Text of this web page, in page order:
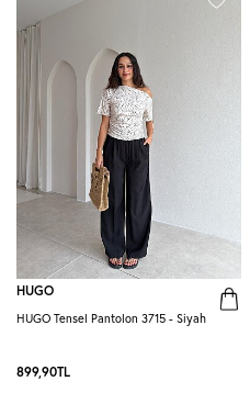
HUGO
HUGO Tensel Pantolon 3715 - Siyah
899,90TL